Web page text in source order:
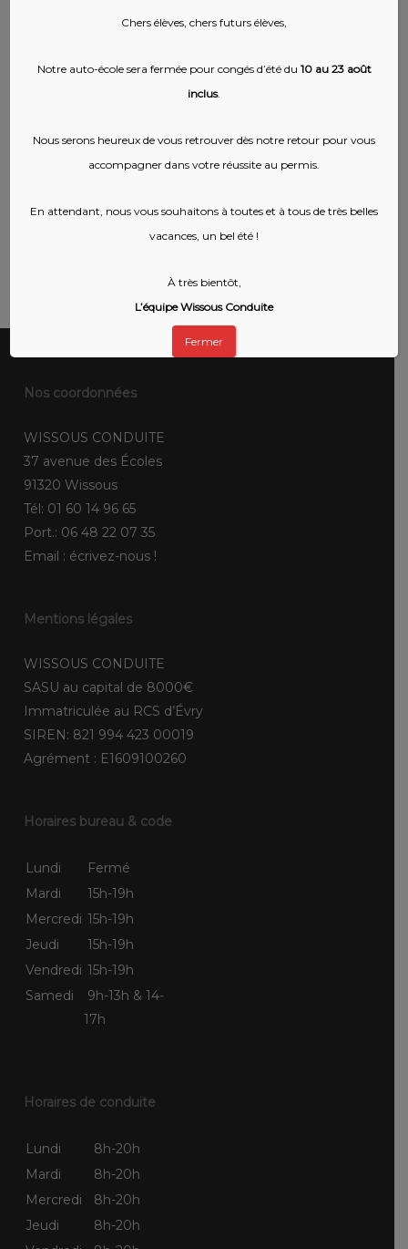
Le présent site est hébergé par OVH SAS.
Siège social : 2 rue Kellermann 59100
Numéro de TVA intracommunautaire : FR 22 424
Nos coordonnées
WISSOUS CONDUITE
37 avenue des Écoles
91320 Wissous
Tél: 01 60 14 96 65
Port.: 06 48 22 07 35
Email : écrivez-nous !
Mentions légales
WISSOUS CONDUITE
SASU au capital de 8000€
Immatriculée au RCS d’Évry
SIREN: 821 994 423 00019
Agrément : E1609100260
Horaires bureau & code
Lundi
Fermé
Mardi
15h-19h
Mercredi 15h-19h
Jeudi
15h-19h
Vendredi 15h-19h
Samedi
9h-13h & 14-
17h
Horaires de conduite
Lundi
8h-20h
Mardi
8h-20h
Mercredi
8h-20h
Jeudi
8h-20h
Chers élèves, chers futurs élèves,
Notre auto-école sera fermée pour congés d’été du 10 au 23 août
inclus.
Nous serons heureux de vous retrouver dès notre retour pour vous
accompagner dans votre réussite au permis.
En attendant, nous vous souhaitons à toutes et à tous de très belles
vacances, un bel été !
À très bientôt,
L’équipe Wissous Conduite
Fermer